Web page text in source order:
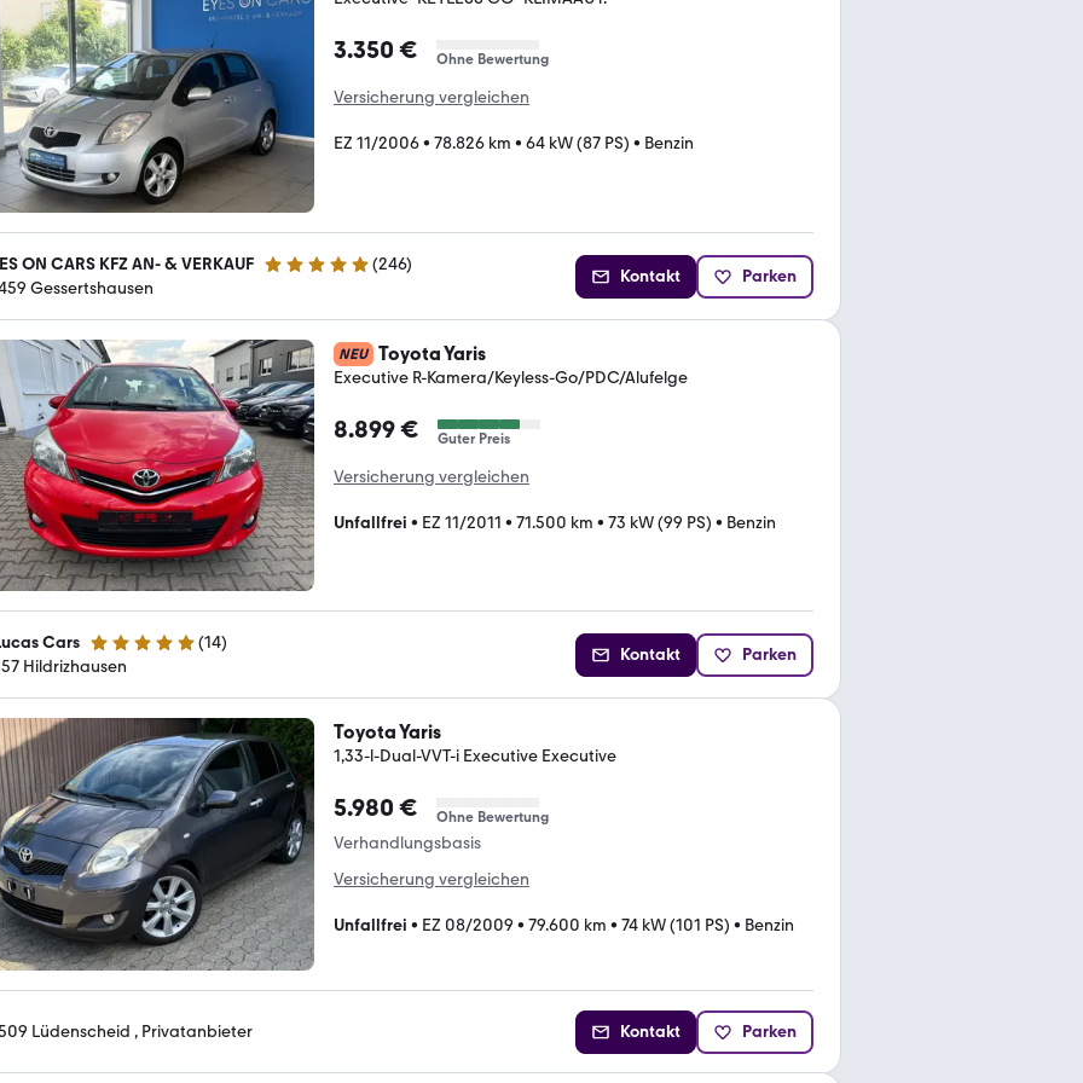
3.350 € Ohne Bewertung
Versicherung vergleichen
EZ 11/2006• 78.826 km • 64 kW (87 PS) • Benzin
ON CARS KFZ AN- & VERKAUF 5 Sterne (246)
Gessertshausen
Kontakt Parken
NEU Toyota Yaris
Executive R-Kamera/Keyless-Go/PDC/Alufelge
8.899 € Guter Preis
Versicherung vergleichen
Unfallfrei • EZ 11/2011 • 71.500 km • 73 kW (99 PS) • Benzin
Cars 4.9 Sterne (14)
Hildrizhausen
Kontakt Parken
Toyota Yaris
1,33-l-Dual-VVT-i Executive Executive
5.980 € Ohne Bewertung
Verhandlungsbasis
Versicherung vergleichen
Unfallfrei • EZ 08/2009 • 79.600 km • 74 kW (101 PS) • Benzin
Lüdenscheid , Privatanbieter Kontakt Parken